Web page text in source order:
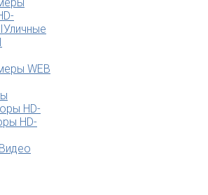
Уличные
WEB
HD-
HD-
Видео